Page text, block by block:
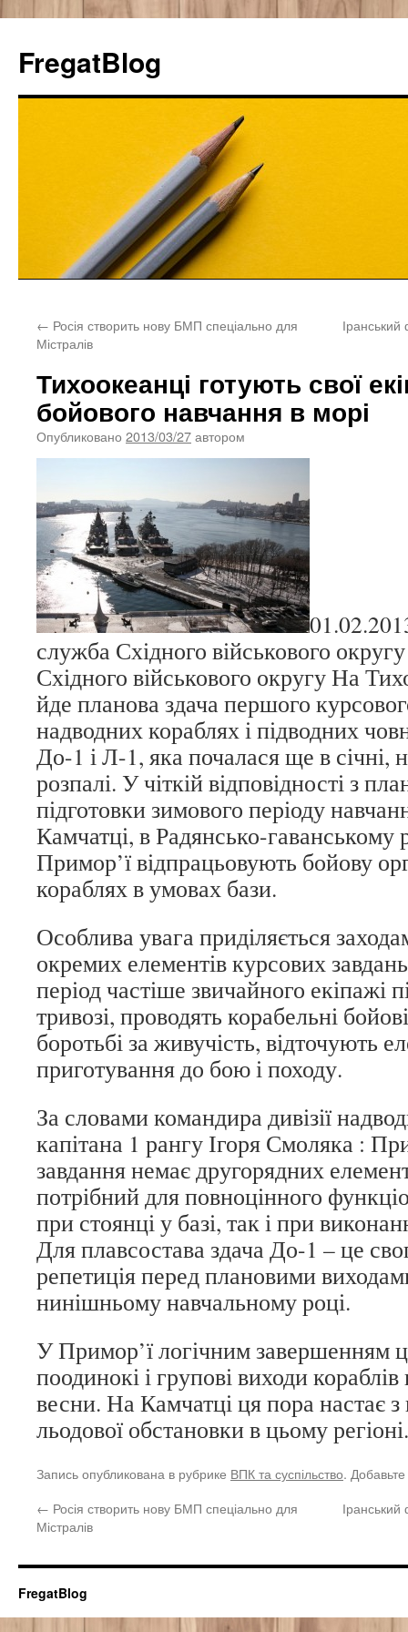
FregatBlog
← Росія створить нову БМП спеціально для
Містралів
Тихоокеанці готують свої
бойового навчання в морі
Опубликовано 2013/03/27автором
служба Східного військового
Східного військового округу На
йде планова здача першого
надводних кораблях і підводних
До-1 і Л-1, яка почалася ще в січні,
розпалі. У чіткій відповідності з
підготовки зимового періоду
Камчатці, в Радянсько-гаванському
Примор’ї відпрацьовують бойову
кораблях в умовах бази.
Особлива увага приділяється
окремих елементів курсових
період частіше звичайного екіпажі
тривозі, проводять корабельні
боротьбі за живучість, відточують
приготування до бою і походу.
За словами командира дивізії
капітана 1 рангу Ігоря Смоляка :
завдання немає другорядних
потрібний для повноцінного
при стоянці у базі, так і при
Для плавсостава здача До-1 – це
репетиція перед плановими
нинішньому навчальному році.
У Примор’ї логічним завершенням
поодинокі і групові виходи
весни. На Камчатці ця пора настає
льодової обстановки в цьому регіоні.
Запись опубликована в рубрике ВПК та суспільство.
← Росія створить нову БМП спеціально для
Містралів
FregatBlog